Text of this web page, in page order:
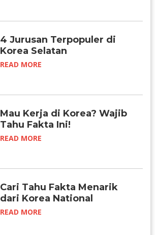
4 Jurusan Terpopuler di
Korea Selatan
READ MORE
Mau Kerja di Korea? Wajib
Tahu Fakta Ini!
READ MORE
Cari Tahu Fakta Menarik
dari Korea National
Foundation Day
READ MORE